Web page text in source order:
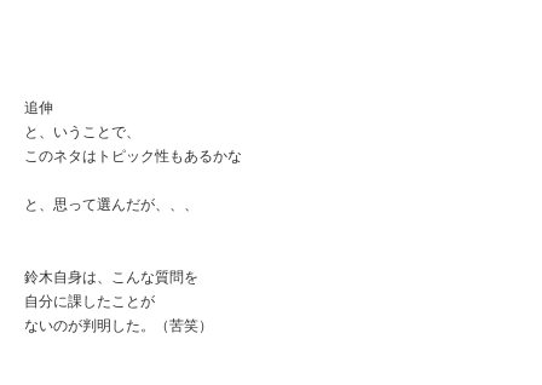
追伸
と、いうことで、
このネタはトピック性もあるかな
と、思って選んだが、、、
鈴木自身は、こんな質問を
自分に課したことが
ないのが判明した。（苦笑）